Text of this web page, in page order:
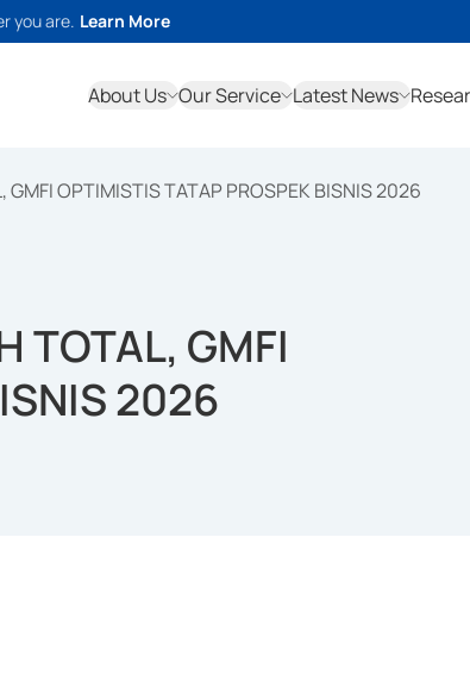
you are. Learn More
About Us Our Service Latest News
GMFI OPTIMISTIS TATAP PROSPEK BISNIS 2026
TOTAL, GMFI
2026